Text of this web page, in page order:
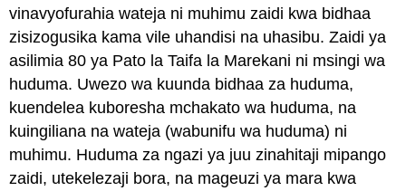
vinavyofurahia wateja ni muhimu zaidi kwa bidhaa
zisizogusika kama vile uhandisi na uhasibu. Zaidi ya
asilimia 80 ya Pato la Taifa la Marekani ni msingi wa
huduma. Uwezo wa kuunda bidhaa za huduma,
kuendelea kuboresha mchakato wa huduma, na
kuingiliana na wateja (wabunifu wa huduma) ni
muhimu. Huduma za ngazi ya juu zinahitaji mipango
zaidi, utekelezaji bora, na mageuzi ya mara kwa